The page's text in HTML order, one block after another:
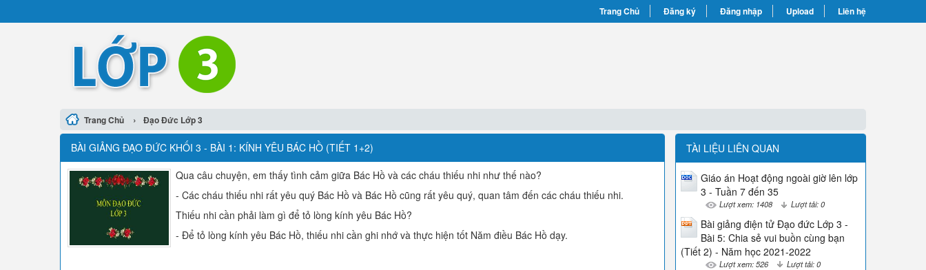
Trang Chủ Đăng ký Đăng nhập Upload Liên hệ
Trang Chủ › Đạo Đức Lớp 3
BÀI GIẢNG ĐẠO ĐỨC KHỐI 3 - BÀI 1: KÍNH YÊU BÁC HỒ (TIẾT 1+2)
Qua câu chuyện, em thấy tình cảm giữa Bác Hồ và các cháu thiếu nhi như thế nào?
- Các cháu thiếu nhi rất yêu quý Bác Hồ và Bác Hồ cũng rất yêu quý, quan tâm đến các cháu thiếu nhi.
Thiếu nhi cần phải làm gì để tỏ lòng kính yêu Bác Hồ?
- Để tỏ lòng kính yêu Bác Hồ, thiếu nhi cần ghi nhớ và thực hiện tốt Năm điều Bác Hồ dạy.
TÀI LIỆU LIÊN QUAN
Giáo án Hoạt động ngoài giờ lên lớp
3 - Tuần 7 đến 35
Lượt xem: 1408 Lượt tải: 0
Bài giảng điện tử Đạo đức Lớp 3 -
Bài 5: Chia sẻ vui buồn cùng bạn
(Tiết 2) - Năm học 2021-2022
Lượt xem: 526 Lượt tải: 0